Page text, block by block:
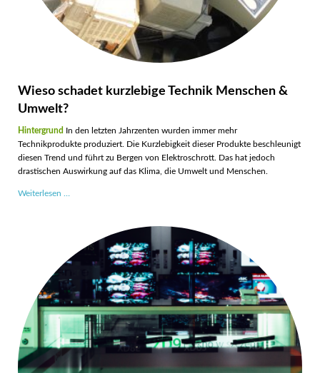
Wieso schadet kurzlebige Technik Menschen &
Umwelt?
Hintergrund
In den letzten Jahrzenten wurden immer mehr
Technikprodukte produziert. Die Kurzlebigkeit dieser Produkte beschleunigt
diesen Trend und führt zu Bergen von Elektroschrott. Das hat jedoch
drastischen Auswirkung auf das Klima, die Umwelt und Menschen.
Weiterlesen …
Menschen
&
Umwelt?